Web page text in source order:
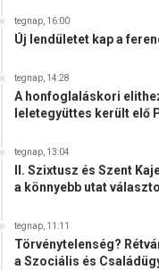
tegnap, 16:00
Új lendületet kap a
tegnap, 14:28
A honfoglaláskori
leletegyüttes került elő
tegnap, 13:04
II. Szixtusz és Szent
a könnyebb utat
tegnap, 11:11
Törvénytelenség?
a Szociális és